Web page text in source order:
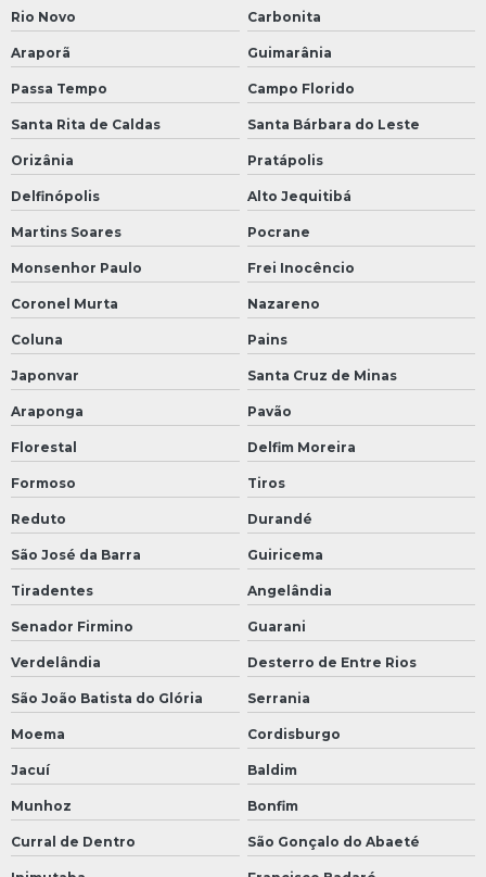
Rio Novo Carbonita
Araporã Guimarânia
Passa Tempo Campo Florido
Santa Rita de Caldas Santa Bárbara do Leste
Orizânia Pratápolis
Delfinópolis Alto Jequitibá
Martins Soares Pocrane
Monsenhor Paulo Frei Inocêncio
Coronel Murta Nazareno
Coluna Pains
Japonvar Santa Cruz de Minas
Araponga Pavão
Florestal Delfim Moreira
Formoso Tiros
Reduto Durandé
São José da Barra Guiricema
Tiradentes Angelândia
Senador Firmino Guarani
Verdelândia Desterro de Entre Rios
São João Batista do Glória Serrania
Moema Cordisburgo
Jacuí Baldim
Munhoz Bonfim
Curral de Dentro São Gonçalo do Abaeté